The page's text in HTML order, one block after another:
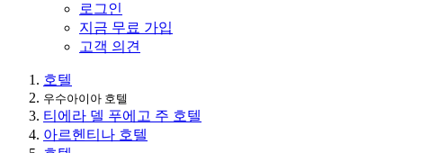
로그인
지금 무료 가입
고객 의견
호텔
우수아이아 호텔
티에라 델 푸에고 주 호텔
아르헨티나 호텔